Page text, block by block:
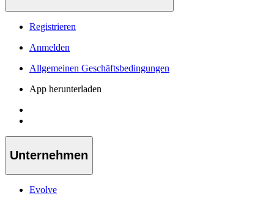
Registrieren
Anmelden
Allgemeinen Geschäftsbedingungen
App herunterladen
Unternehmen
Evolve